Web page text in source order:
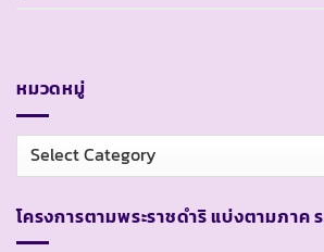
หมวดหมู่
หมวด
หมู่
โครงการตามพระราชดำริ แบ่งตามภาค